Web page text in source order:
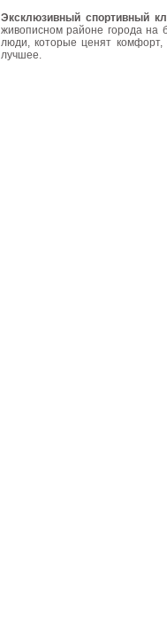
Эксклюзивный спортивный
живописном районе города на
люди, которые ценят
лучшее.